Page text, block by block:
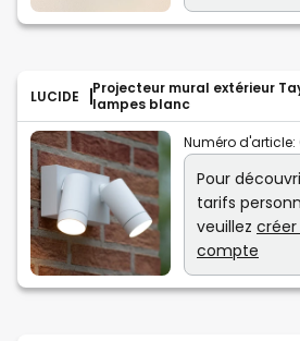
LUCIDE
Projecteur mural extérieur
lampes blanc
Numéro d'article:
Pour
tarifs
veuillez créer
compte